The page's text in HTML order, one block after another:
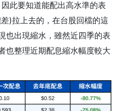
此要知道能配出高水準的表
)拉上去的，在台股回檔的這
也出現縮水，雖然近四季的表
也整理近期配息縮水幅度較大